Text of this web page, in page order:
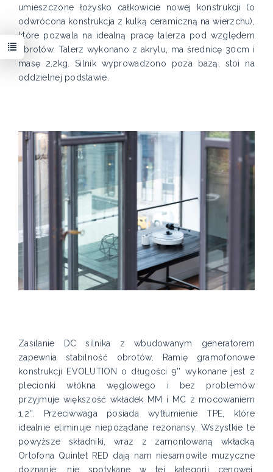
umieszczone łożysko całkowicie nowej konstrukcji (o
odwrócona konstrukcja z kulką ceramiczną na wierzchu),
które pozwala na idealną pracę talerza pod względem
obrotów. Talerz wykonano z akrylu, ma średnicę 30cm i
masę 2,2kg. Silnik wyprowadzono poza bazą, stoi na
oddzielnej podstawie.
Zasilanie DC silnika z wbudowanym generatorem
zapewnia stabilność obrotów. Ramię gramofonowe
konstrukcji EVOLUTION o długości 9'' wykonane jest z
plecionki włókna węglowego i bez problemów
przyjmuje większość wkładek MM i MC z mocowaniem
1,2''. Przeciwwaga posiada wytłumienie TPE, które
idealnie eliminuje niepożądane rezonansy. Wszystkie te
powyższe składniki, wraz z zamontowaną wkładką
Ortofona Quintet RED dają nam niesamowite muzyczne
doznanie, nie spotykane w tej kategorii cenowej.